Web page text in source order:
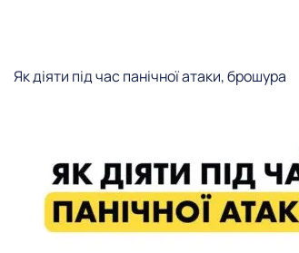
Як діяти під час панічної атаки, брошура